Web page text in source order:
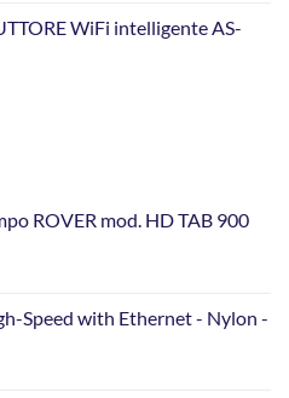
WiFi intelligente AS-
ROVER mod. HD TAB 900
Speed with Ethernet - Nylon -